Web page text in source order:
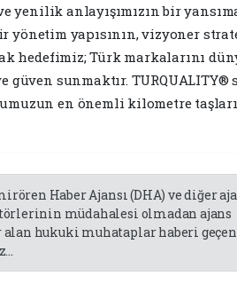
anlayışımızın bir
yönetim yapısının, vizyoner
hedefimiz; Türk markalarını
sunmaktır. TURQUALITY®
en önemli kilometre
Haber Ajansı (DHA) ve diğer
müdahalesi olmadan ajans
hukuki muhataplar haberi